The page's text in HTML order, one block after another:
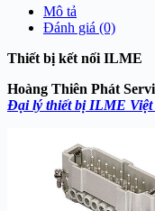
Mô tả
Đánh giá (0)
Thiết bị kết nối ILME
Hoàng Thiên Phát
Đại lý thiết bị ILME Việt